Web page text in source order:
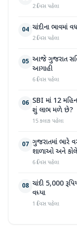
2 દિવસ પહેલા
04 ચાંદીના ભાવમાં
2 દિવસ પહેલા
05 આજે ગુજરાત
આગાહી
6 દિવસ પહેલા
06 SBI માં 12
શું લાભ મળે છે?
15 કલાક પહેલા
07 ગુજરાતમાં ભારે
શાળાઓ અને
6 દિવસ પહેલા
08 ચાંદી 5,000
વધ્યા
1 દિવસ પહેલા